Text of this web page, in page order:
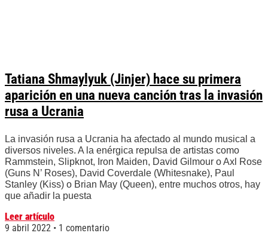
Tatiana Shmaylyuk (Jinjer) hace su primera
aparición en una nueva canción tras la invasión
rusa a Ucrania
La invasión rusa a Ucrania ha afectado al mundo musical a
diversos niveles. A la enérgica repulsa de artistas como
Rammstein, Slipknot, Iron Maiden, David Gilmour o Axl Rose
(Guns N’ Roses), David Coverdale (Whitesnake), Paul
Stanley (Kiss) o Brian May (Queen), entre muchos otros, hay
que añadir la puesta
Leer artículo
9 abril 2022
1 comentario